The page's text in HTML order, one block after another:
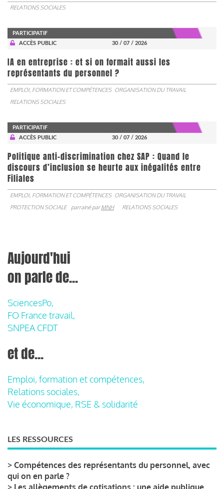
RELATIONS SOCIALES
PARTICIPATIF
ACCÈS PUBLIC
30 / 07 / 2026
IA en entreprise : et si on formait aussi les
représentants du personnel ?
EMPLOI, FORMATION ET COMPÉTENCES ORGANISATION DU TRAVAIL
RELATIONS SOCIALES
PARTICIPATIF
ACCÈS PUBLIC
30 / 07 / 2026
Politique anti-discrimination chez SAP : Quand le
discours d’inclusion se heurte aux inégalités entre
Filiales
EMPLOI, FORMATION ET COMPÉTENCES ORGANISATION DU TRAVAIL
PROTECTION SOCIALE
parrainé parMNH RELATIONS SOCIALES
Aujourd'hui
on parle de...
SciencesPo,
FO France travail,
SNPEA CFDT
et de...
Emploi, formation et compétences,
Relations sociales,
Vie économique, RSE & solidarité
LES RESSOURCES
> Compétences des représentants du personnel, avec
qui on en parle ?
> Les allègements de cotisations : une aide publique